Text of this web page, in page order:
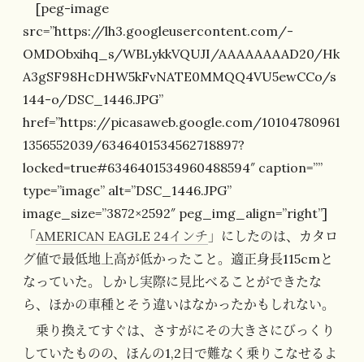
[peg-image
src=”https://lh3.googleusercontent.com/-
OMDObxihq_s/WBLykkVQUJI/AAAAAAAAD20/Hk
A3gSF98HcDHW5kFvNATE0MMQQ4VU5ewCCo/s
144-o/DSC_1446.JPG”
href=”https://picasaweb.google.com/10104780961
1356552039/6346401534562718897?
locked=true#6346401534960488594″ caption=””
type=”image” alt=”DSC_1446.JPG”
image_size=”3872×2592″ peg_img_align=”right”]
「AMERICAN EAGLE 24インチ 」にしたのは、カタロ
グ値で最低地上高が低かったこと。適正身長115cmと
なっていた。しかし実際に見比べることができたな
ら、ほかの車種とそう違いはなかったかもしれない。
乗り換えてすぐは、さすがにその大きさにびっくり
していたものの、ほんの1,2日で難なく乗りこなせるよ